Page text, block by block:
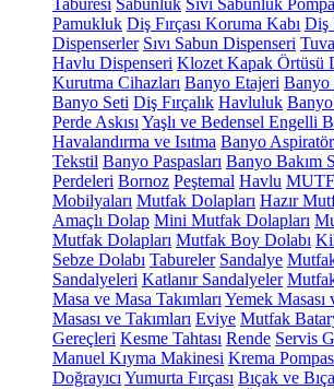
Taburesi Sabunluk Sıvı Sabunluk
Pamukluk Diş Fırçası Koruma Kabı Diş
Dispenserler Sıvı Sabun Dispenseri
Havlu Dispenseri Klozet Kapak Örtüsü
Kurutma Cihazları Banyo Etajeri Banyo
Banyo Seti Diş Fırçalık Havluluk Banyo
Perde Askısı Yaşlı ve Bedensel Engelli
Havalandırma ve Isıtma Banyo
Tekstil Banyo Paspasları Banyo Bakım
Perdeleri Bornoz Peştemal Havlu
Mobilyaları Mutfak Dolapları Hazır
Amaçlı Dolap Mini Mutfak Dolapları
Mutfak Dolapları Mutfak Boy Dolabı
Sebze Dolabı Tabureler Sandalye
Sandalyeleri Katlanır Sandalyeler
Masa ve Masa Takımları Yemek Masası
Masası ve Takımları Eviye Mutfak
Gereçleri Kesme Tahtası Rende Servis
Manuel Kıyma Makinesi Krema
Doğrayıcı Yumurta Fırçası Bıçak ve